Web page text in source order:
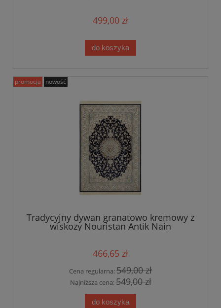
499,00 zł
do koszyka
Tradycyjny dywan granatowo kremowy z
wiskozy Nouristan Antik Nain
466,65 zł
Cena regularna:549,00 zł
Najniższa cena:549,00 zł
do koszyka
promocja nowość